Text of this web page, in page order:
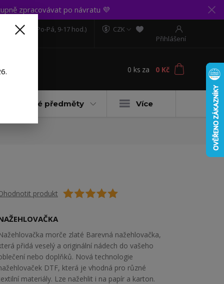
zpracovávat po návratu 💜
CZK
Přihlášení
888 281 (Po-Pá, 9-17 hod.)
0 ks za 0 Kč
Dárkové předměty Více
produkt
morče zlaté Barevná nažehlovačka,
přidá veselý a originální nádech do vašeho
nebo doplňků. Nová technologie
DTF, která je vhodná pro různé
materiály. Lze nažehlit i na papír a karton.